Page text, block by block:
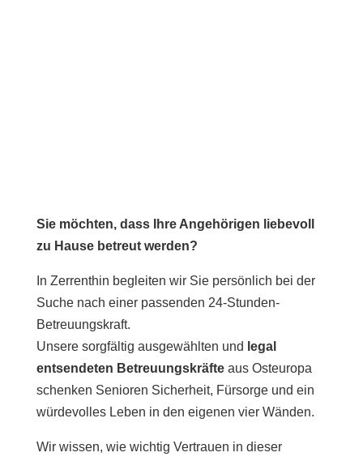
Sie möchten, dass Ihre Angehörigen liebevoll
zu Hause betreut werden?
In Zerrenthin begleiten wir Sie persönlich bei der
Suche nach einer passenden 24-Stunden-
Betreuungskraft.
Unsere sorgfältig ausgewählten und legal
entsendeten Betreuungskräfteaus Osteuropa
schenken Senioren Sicherheit, Fürsorge und ein
würdevolles Leben in den eigenen vier Wänden.
Wir wissen, wie wichtig Vertrauen in dieser